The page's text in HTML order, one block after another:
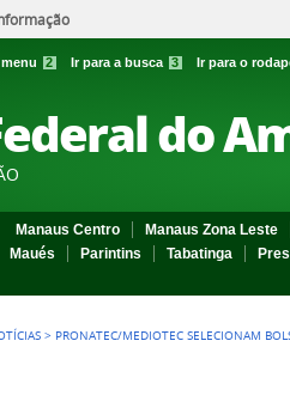
2 Ir para a busca 3 Ir para o
do
Manaus Centro Manaus Zona Leste
Maués Parintins Tabatinga
> PRONATEC/MEDIOTEC SELECIONAM